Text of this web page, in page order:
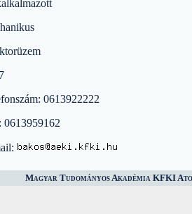
0613922222
0613959162
Magyar Tudományos Akadémia KFKI